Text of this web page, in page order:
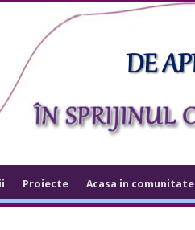
Proiecte Acasa in comunitate